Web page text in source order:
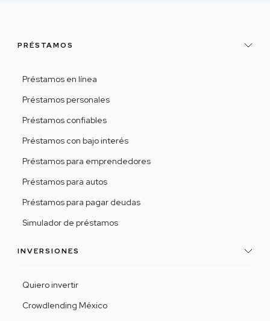
PRÉSTAMOS
Préstamos en línea
Préstamos personales
Préstamos confiables
Préstamos con bajo interés
Préstamos para emprendedores
Préstamos para autos
Préstamos para pagar deudas
Simulador de préstamos
INVERSIONES
Quiero invertir
Crowdlending México